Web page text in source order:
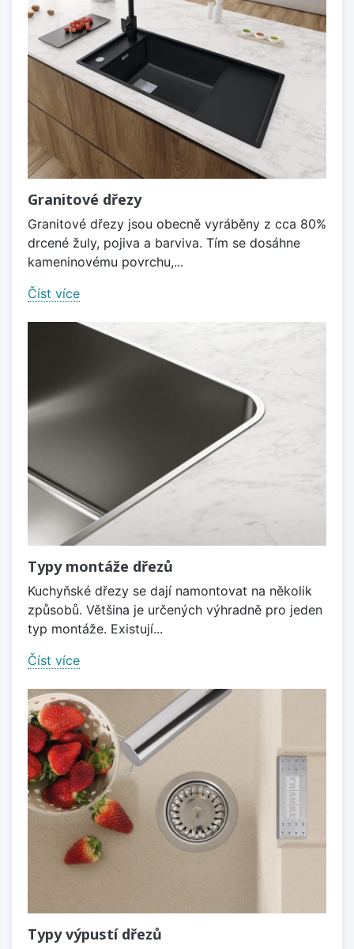
Granitové dřezy
Granitové dřezy jsou obecně vyráběny z cca 80%
drcené žuly, pojiva a barviva. Tím se dosáhne
kameninovému povrchu,...
Číst více
Typy montáže dřezů
Kuchyňské dřezy se dají namontovat na několik
způsobů. Většina je určených výhradně pro jeden
typ montáže. Existují...
Číst více
Typy výpustí dřezů